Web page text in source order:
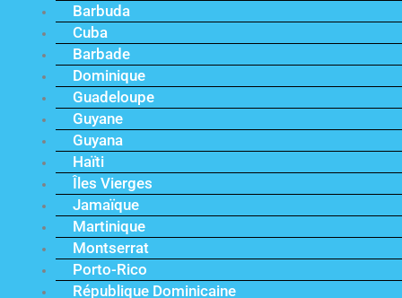
Barbuda
Cuba
Barbade
Dominique
Guadeloupe
Guyane
Guyana
Haïti
Îles Vierges
Jamaïque
Martinique
Montserrat
Porto-Rico
République Dominicaine